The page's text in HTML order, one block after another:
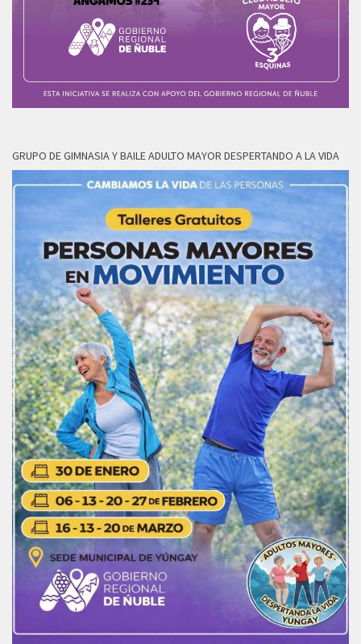
GRUPO DE GIMNASIA Y BAILE ADULTO MAYOR DESPERTANDO A LA VIDA